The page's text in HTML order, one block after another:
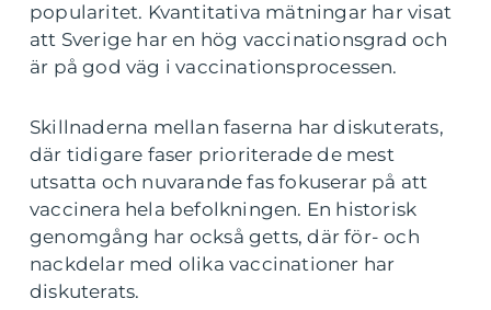
popularitet. Kvantitativa mätningar har visat
att Sverige har en hög vaccinationsgrad och
är på god väg i vaccinationsprocessen.
Skillnaderna mellan faserna har diskuterats,
där tidigare faser prioriterade de mest
utsatta och nuvarande fas fokuserar på att
vaccinera hela befolkningen. En historisk
genomgång har också getts, där för- och
nackdelar med olika vaccinationer har
diskuterats.